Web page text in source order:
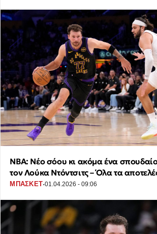
NBA: Νέο σόου κι ακόμα ένα
τον Λούκα Ντόντσιτς – Όλα τα
ΜΠΑΣΚΕΤ·01.04.2026 - 09:06